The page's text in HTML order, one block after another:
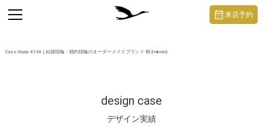
Case Study #238 | 結婚指輪・婚約指輪のオーダーメイドブランド 鶴 (mikoto)
design case
デザイン実績
toggle
navigation
来店予約